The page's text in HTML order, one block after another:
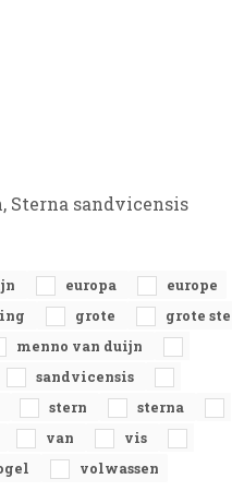
Sterna sandvicensis
europa
europe
grote
grote
menno van duijn
sandvicensis
stern
sterna
van
vis
volwassen